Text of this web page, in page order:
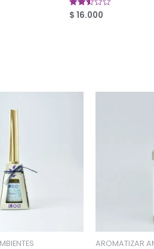
Valorado
en
$ 16.000
AROMATIZAR